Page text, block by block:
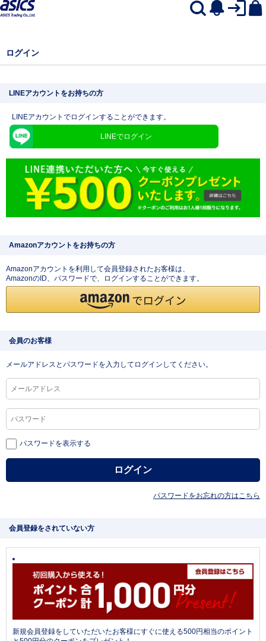
ログイン
LINEアカウントをお持ちの方
LINEアカウントでログインすることができます。
LINEでログイン
Amazonアカウントをお持ちの方
Amazonアカウントを利用して会員登録されたお客様は、
AmazonのID、パスワードで、ログインすることができます。
会員のお客様
メールアドレスとパスワードを入力してログインしてください。
パスワードを表示する
パスワードをお忘れの方はこちら
会員登録をされていない方
新規会員登録をしていただいたお客様にすぐに使える500円相当のポイント